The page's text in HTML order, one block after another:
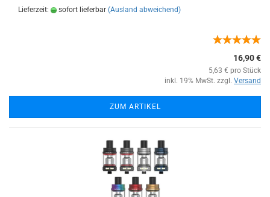
Lieferzeit: sofort lieferbar (Ausland abweichend)
16,90 €
5,63 € pro Stück
inkl. 19% MwSt. zzgl. Versand
ZUM ARTIKEL